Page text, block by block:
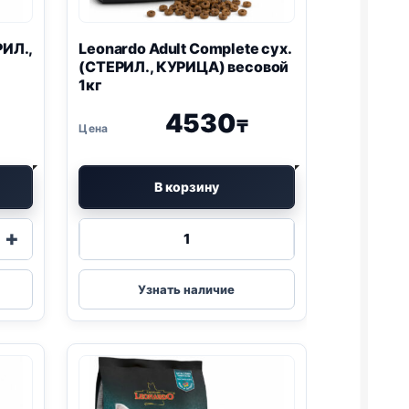
+
Leonardo Adult Complete сух.
(СТЕРИЛ., КУРИЦА) весовой
1кг
4530₸
В корзину
товара
Leonardo
Adult
сух.
(СТЕРИЛ.,
КУРИЦА)
весовой
Узнать наличие